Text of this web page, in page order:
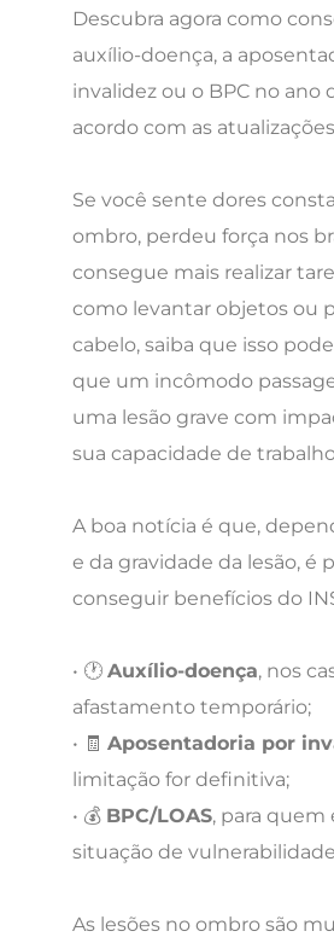
Descubra agora como
auxílio-doença, a
invalidez ou o BPC no ano
acordo com as
Se você sente dores
ombro, perdeu força nos
consegue mais realizar
como levantar objetos ou
cabelo, saiba que isso
que um incômodo
uma lesão grave com
sua capacidade de
A boa notícia é que,
e da gravidade da lesão, é
conseguir benefícios do
• 🕐 Auxílio-doença, nos
afastamento temporário;
• 🧾 Aposentadoria por
limitação for definitiva;
• 💰 BPC/LOAS, para quem
situação de
As lesões no ombro são